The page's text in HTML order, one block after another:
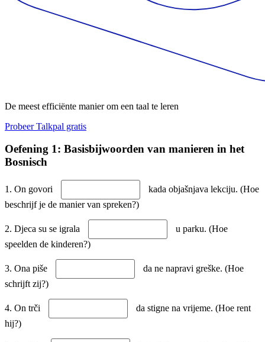
De meest efficiënte manier om een taal te leren
Probeer Talkpal gratis
Oefening 1: Basisbijwoorden van manieren in het
Bosnisch
1. On govori
kada objašnjava lekciju. (Hoe
beschrijf je de manier van spreken?)
2. Djeca su se igrala
u parku. (Hoe
speelden de kinderen?)
3. Ona piše
da ne napravi greške. (Hoe
schrijft zij?)
4. On trči
da stigne na vrijeme. (Hoe rent
hij?)